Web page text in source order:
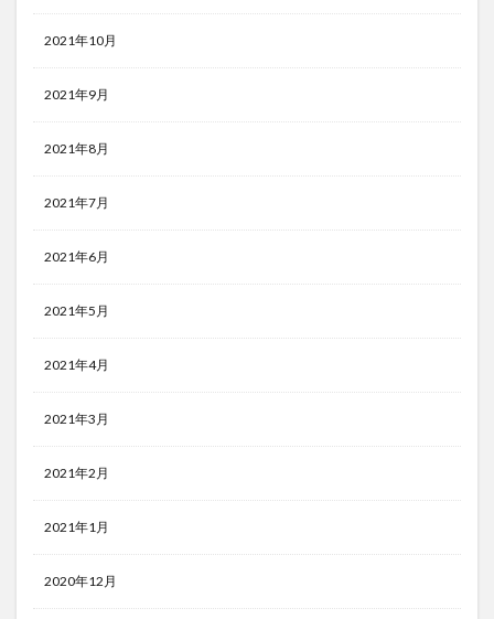
2021年10月
2021年9月
2021年8月
2021年7月
2021年6月
2021年5月
2021年4月
2021年3月
2021年2月
2021年1月
2020年12月